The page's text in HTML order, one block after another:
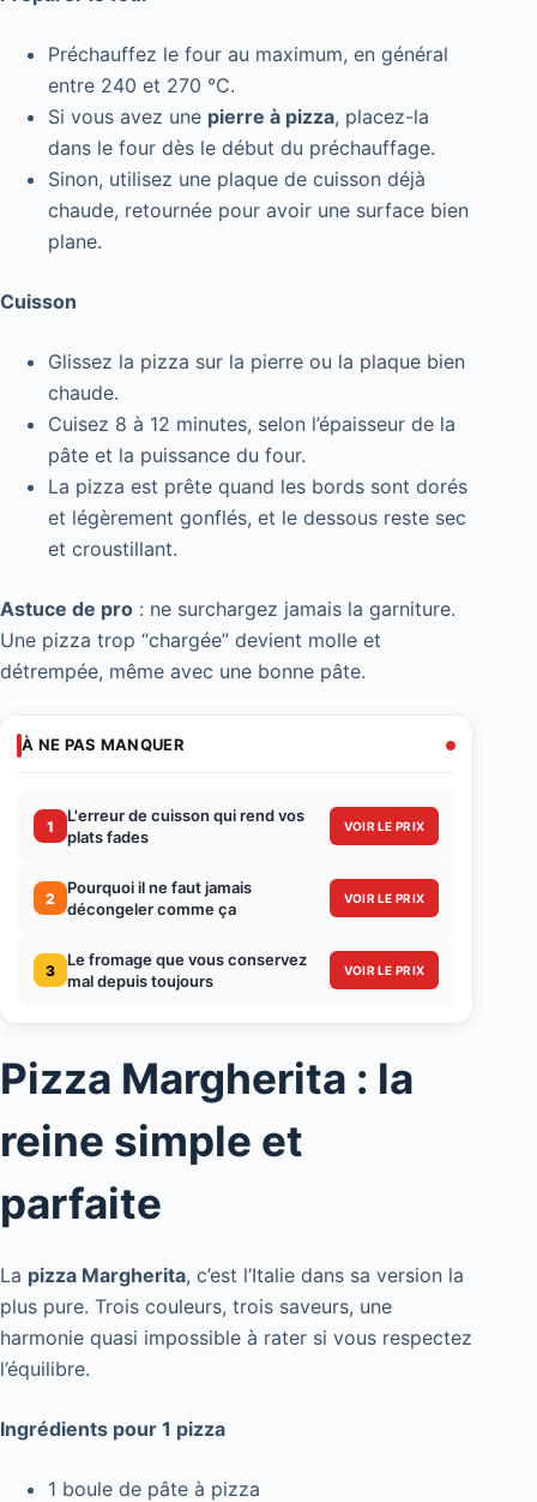
Préchauffez le four au maximum, en général
entre 240 et 270 °C.
Si vous avez une pierre à pizza, placez-la
dans le four dès le début du préchauffage.
Sinon, utilisez une plaque de cuisson déjà
chaude, retournée pour avoir une surface bien
plane.
Cuisson
Glissez la pizza sur la pierre ou la plaque bien
chaude.
Cuisez 8 à 12 minutes, selon l’épaisseur de la
pâte et la puissance du four.
La pizza est prête quand les bords sont dorés
et légèrement gonflés, et le dessous reste sec
et croustillant.
Astuce de pro : ne surchargez jamais la garniture.
Une pizza trop “chargée” devient molle et
détrempée, même avec une bonne pâte.
À NE PAS MANQUER
1
L'erreur de cuisson qui rend vos
plats fades
VOIR LE PRIX
2
Pourquoi il ne faut jamais
décongeler comme ça
VOIR LE PRIX
3
Le fromage que vous conservez
mal depuis toujours
VOIR LE PRIX
Pizza Margherita : la
reine simple et
parfaite
La pizza Margherita, c’est l’Italie dans sa version la
plus pure. Trois couleurs, trois saveurs, une
harmonie quasi impossible à rater si vous respectez
l’équilibre.
Ingrédients pour 1 pizza
1 boule de pâte à pizza